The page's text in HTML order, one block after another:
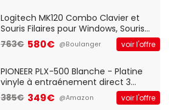
QWERTY UK - Noir
Logitech MK120 Combo Clavier et
Souris Filaires pour Windows, Souris
Optique Filaire, Connexion USB Plug
And Play, Confortable, Taille
QWERTY UK - Noir
763€ 580€ @Boulanger voir l'offre
PIONEER PLX-500 Blanche - Platine
vinyle à entraénement direct 3
vitesses (33-45-78 trs/min) avec
pre-ampli intégré et port USB
385€ 349€ @Amazon voir l'offre